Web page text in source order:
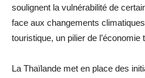
soulignent la vulnérabilité de
face aux changements
touristique, un pilier de l’économie
La Thaïlande met en place des